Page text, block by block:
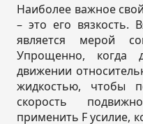
Наиболее важное
– это его вязкость.
является мерой
Упрощенно, когда
движении
жидкостью, чтобы
скорость
применить F усилие,